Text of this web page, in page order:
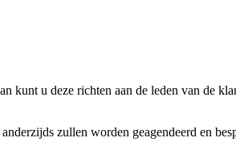
kunt u deze richten aan de leden van de
zullen worden geagendeerd en